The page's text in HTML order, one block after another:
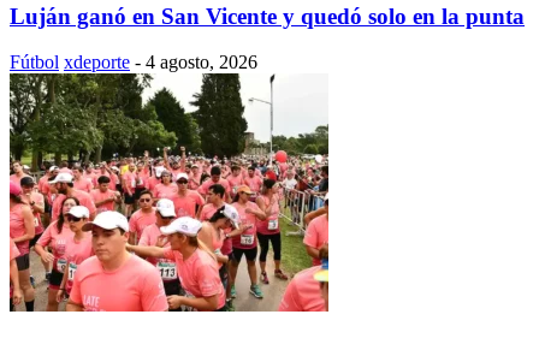
Luján ganó en San Vicente y quedó solo en la punta
Fútbol xdeporte - 4 agosto, 2026